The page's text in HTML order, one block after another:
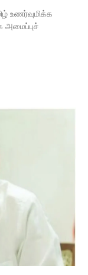
உணர்வுமிக்க
அமைப்புச்